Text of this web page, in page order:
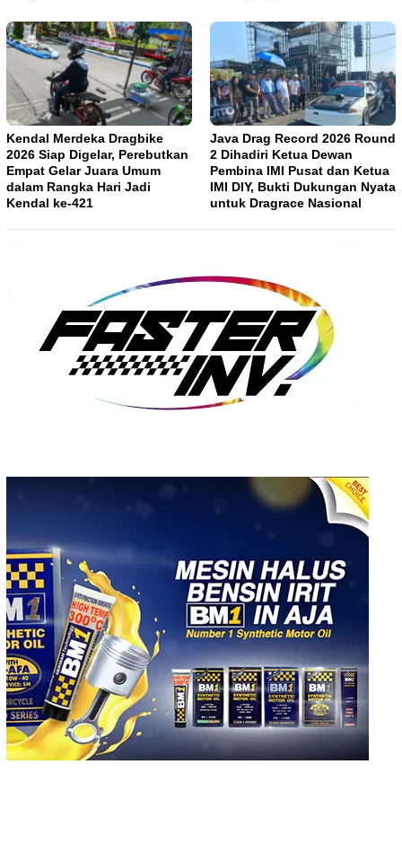
Kendal Merdeka Dragbike
2026 Siap Digelar, Perebutkan
Empat Gelar Juara Umum
dalam Rangka Hari Jadi
Kendal ke-421
Java Drag Record 2026 Round
2 Dihadiri Ketua Dewan
Pembina IMI Pusat dan Ketua
IMI DIY, Bukti Dukungan Nyata
untuk Dragrace Nasional